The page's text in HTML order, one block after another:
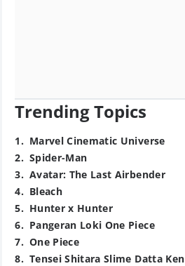
Trending Topics
1. Marvel Cinematic Universe
2. Spider-Man
3. Avatar: The Last Airbender
4. Bleach
5. Hunter x Hunter
6. Pangeran Loki One Piece
7. One Piece
8. Tensei Shitara Slime Datta Ken